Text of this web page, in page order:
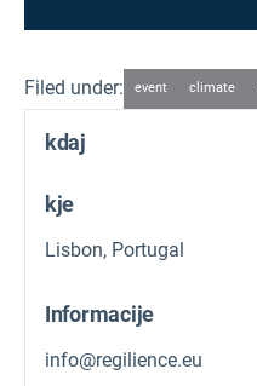
Filed under: event climate
kdaj
kje
Lisbon, Portugal
Informacije
info@regilience.eu